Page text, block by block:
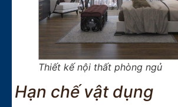
Thiết kế nội thất phòng ngủ
Hạn chế vật dụng